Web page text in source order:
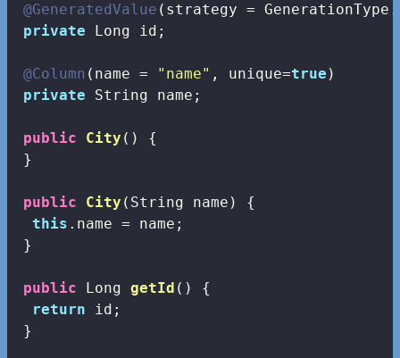
@GeneratedValue (strategy =
private Long id;
@Column (name = "name" , unique=true )
private String name;
public City ()
{
}
public City (String name)
{
this .name = name;
}
public Long getId ()
{
return id;
}